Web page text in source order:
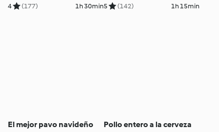
4 (177) 1h 30min5 (142) 1h 15min
El mejor pavo navideño Pollo entero a la cerveza